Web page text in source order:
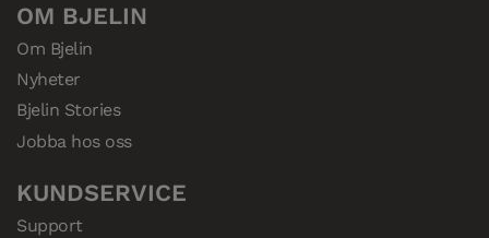
OM BJELIN
Om Bjelin
Nyheter
Bjelin Stories
Jobba hos oss
KUNDSERVICE
Support